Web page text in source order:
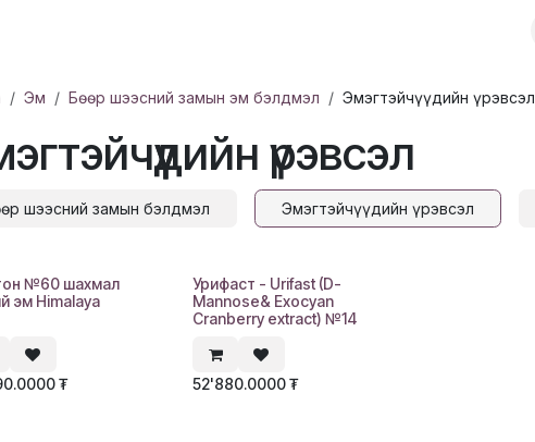
Эм Бөөр шээсний замын эм бэлдмэл Эмэгтэйчүүдийн үрэвсэл
үрэвсэл
шээсний замын бэлдмэл Эмэгтэйчүүдийн үрэвсэл
№60 шахмал
эм Himalaya
₮
Урифаст - Urifast (D-
Mannose& Exocyan
Cranberry extract) №14
52'880.0000₮